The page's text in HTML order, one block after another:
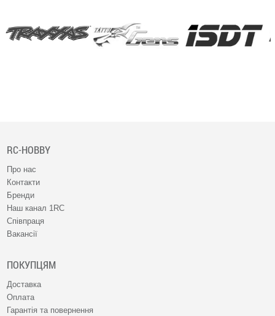
RC-HOBBY
Про нас
Контакти
Бренди
Наш канал 1RC
Співпраця
Вакансії
ПОКУПЦЯМ
Доставка
Оплата
Гарантія та повернення